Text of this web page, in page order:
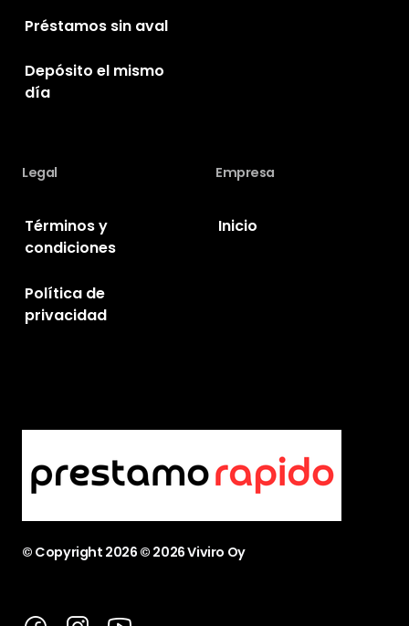
© Copyright 2026 © 2026 Viviro Oy
Préstamos sin aval
Depósito el mismo
día
Legal
Términos y
condiciones
Política de
privacidad
Empresa
Inicio